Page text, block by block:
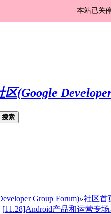
本站已关
搜索
Group Forum)»社区首
[11.28]Android产品和运营专